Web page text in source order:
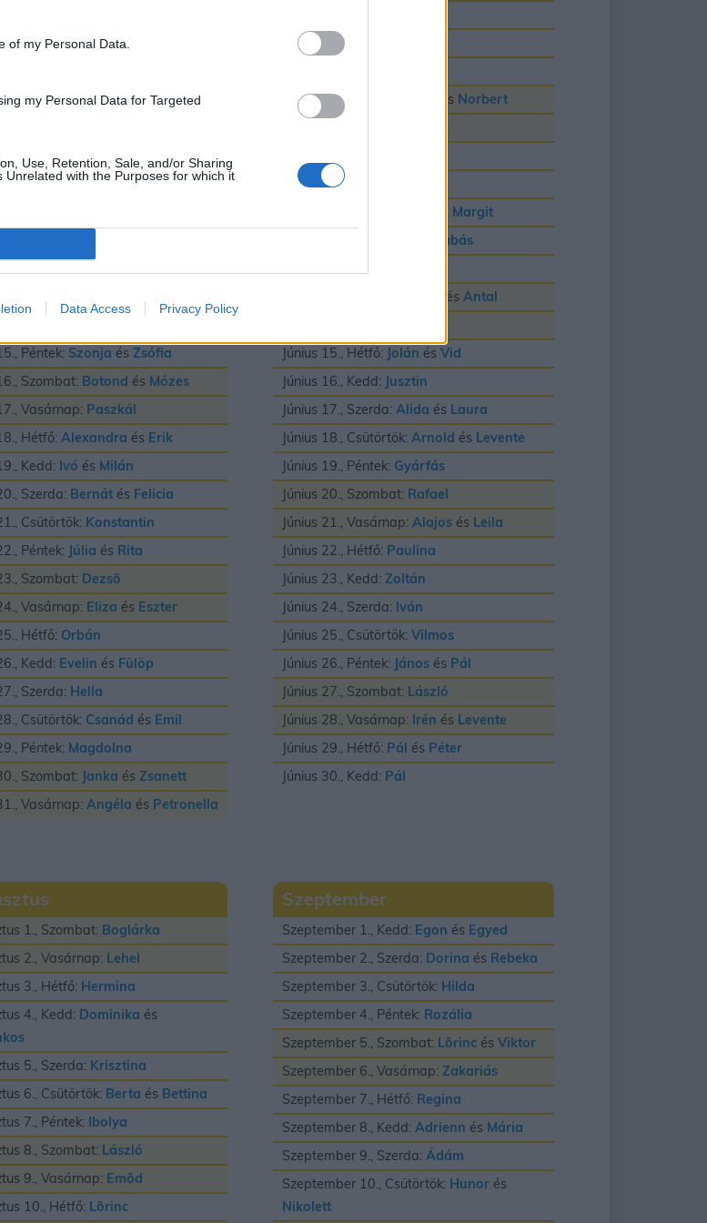
of my Personal Data.
my Personal Data for Targeted
Use, Retention, Sale, and/or Sharing
Unrelated with the Purposes for which it
Data Access Privacy Policy
Hétfő:Flórián ésMónika
Szerda:FridaésIvett
Péntek:Mihály
Szombat:Gergely
Hétfő:
Péntek: Szonja és Zsófia
Szombat: Botond és Mózes
Vasárnap: Paszkál
Hétfő: Alexandra és Erik
Kedd: Ivó és Milán
Szerda: Bernátés Felicia
Csütörtök: Konstantin
Péntek: Júlia és Rita
Szombat: Dezsõ
Vasárnap: Eliza és Eszter
Hétfő: Orbán
Kedd: Evelin és Fülöp
Szerda: Hella
Csütörtök: Csanád és Emil
Péntek: Magdolna
Szombat: Janka és Zsanett
Vasárnap: Angéla és Petronella
Június 4., Csütörtök:
Június 6., Szombat:
és Norbert
Június 9., Kedd:
Margit
Barnabás
ésAntal
Június 15., Hétfő: Jolán ésVid
Június 16., Kedd: Jusztin
Június 17., Szerda:Alida és Laura
Június 18., Csütörtök:Arnold és Levente
Június 19., Péntek: Gyárfás
Június 20., Szombat: Rafael
Június 21., Vasárnap:Alajos és Leila
Június 22., Hétfő: Paulina
Június 23., Kedd: Zoltán
Június 24., Szerda: Iván
Június 25., Csütörtök:Vilmos
Június 26., Péntek: János és Pál
Június 27., Szombat: László
Június 28., Vasárnap: Irén és Levente
Június 29., Hétfő: Pál és Péter
Június 30., Kedd: Pál
1., Szombat: Boglárka
2., Vasárnap: Lehel
3., Hétfő: Hermina
4., Kedd: Dominika és
5., Szerda: Krisztina
6., Csütörtök: Berta és Bettina
7., Péntek: Ibolya
8., Szombat: László
9., Vasárnap: Emõd
10., Hétfő: Lõrinc
Szeptember
Szeptember 1., Kedd: Egon és Egyed
Szeptember 2., Szerda: Dorina és Rebeka
Szeptember 3., Csütörtök: Hilda
Szeptember 4., Péntek: Rozália
Szeptember 5., Szombat: Lõrinc ésViktor
Szeptember 6., Vasárnap: Zakariás
Szeptember 7., Hétfő: Regina
Szeptember 8., Kedd:Adrienn és Mária
Szeptember 9., Szerda:Ádám
Szeptember 10., Csütörtök: Hunor és
Nikolett